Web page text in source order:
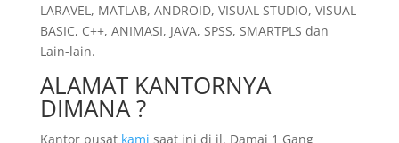
LARAVEL, MATLAB, ANDROID, VISUAL STUDIO, VISUAL
BASIC, C++, ANIMASI, JAVA, SPSS, SMARTPLS dan
Lain-lain.
ALAMAT KANTORNYA
DIMANA ?
Kantor pusat kami saat ini di jl. Damai 1 Gang